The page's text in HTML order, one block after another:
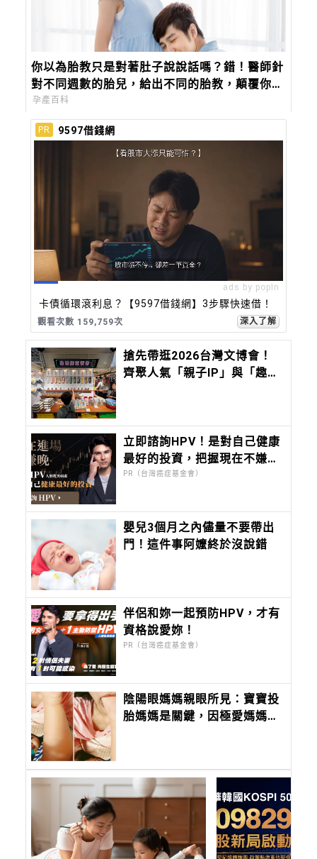
你以為胎教只是對著肚子說說話嗎？錯！醫師針
對不同週數的胎兒，給出不同的胎教，顛覆你對
胎教的觀念
孕產百科
PR 9597借錢網
ads by popIn
卡債循環滾利息？【9597借錢網】3步驟快速借！
觀看次數 159,768次 深入了解
搶先帶逛2026台灣文博會！
齊聚人氣「親子IP」與「趣味
立即諮詢HPV！是對自己健康
最好的投資，把握現在不嫌
晚！
PR（台灣癌症基金會）
嬰兒3個月之內儘量不要帶出
門！這件事阿嬤終於沒說錯
伴侶和妳一起預防HPV，才有
資格說愛妳！
PR（台灣癌症基金會）
陰陽眼媽媽親眼所見：寶寶投
胎媽媽是關鍵，因極愛媽媽而